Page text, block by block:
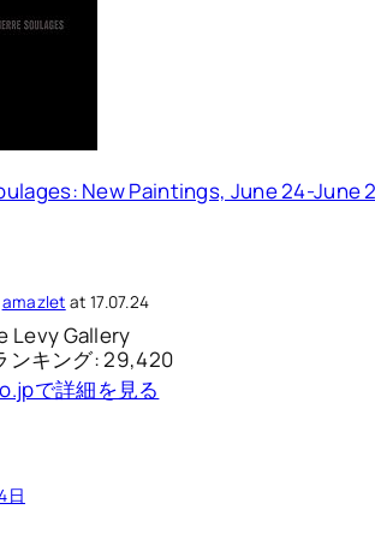
New Paintings, June 24-June
amazlet at 17.07.24
Levy Gallery
ンキング: 29,420
で詳細を見る
日